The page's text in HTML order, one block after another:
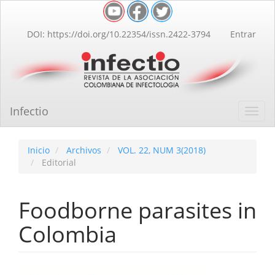
Contenido
principal
lateral
DOI: https://doi.org/10.22354/issn.2422-3794 Entrar
Infectio
Inicio Archivos
VOL. 22, NUM 3(2018)
Editorial
Foodborne parasites in
Colombia